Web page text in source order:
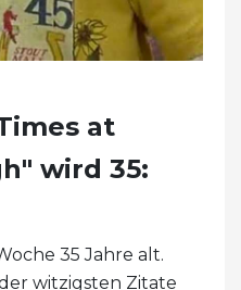
at
wird 35:
35 Jahre alt.
witzigsten Zitate